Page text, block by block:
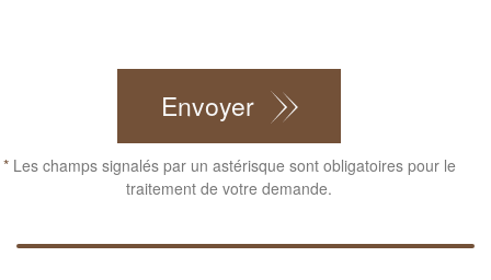
Envoyer
*Les champs signalés par un astérisque sont obligatoires pour le
traitement de votre demande.